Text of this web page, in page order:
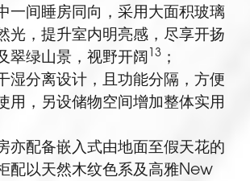
一间睡房同向，采用大面积玻璃
光，提升室内明亮感，尽享开扬
翠绿山景，视野开阔13 ；
湿分离设计，且功能分隔，方便
用，另设储物空间增加整体实用
亦配备嵌入式由地面至假天花的
配以天然木纹色系及高雅New